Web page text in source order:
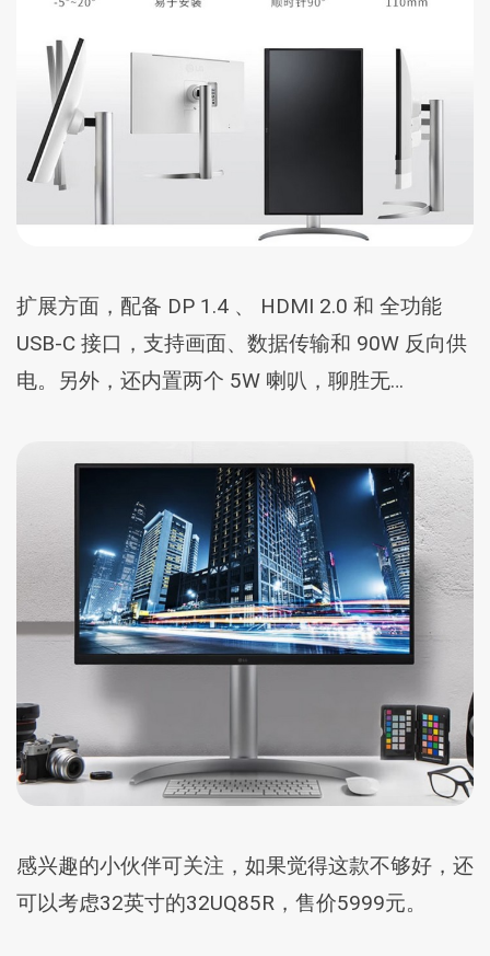
扩展方面，配备 DP 1.4 、 HDMI 2.0 和 全功能
USB-C 接口，支持画面、数据传输和 90W 反向供
电。另外，还内置两个 5W 喇叭，聊胜无…
感兴趣的小伙伴可关注，如果觉得这款不够好，还
可以考虑32英寸的32UQ85R，售价5999元。